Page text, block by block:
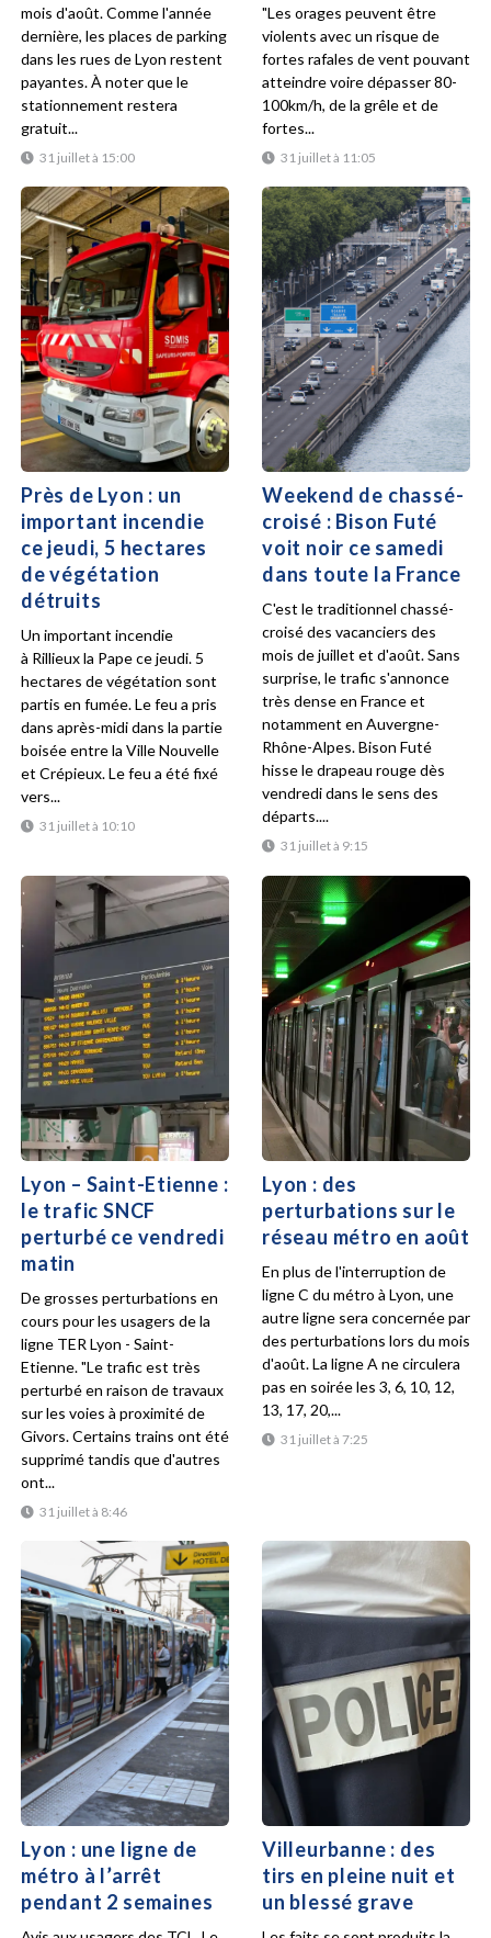
31 juillet à 15:00
mois d'août. Comme l'année
dernière, les places de parking
dans les rues de Lyon restent
payantes. À noter que le
stationnement restera
gratuit...
31 juillet à 11:05
"Les orages peuvent être
violents avec un risque de
fortes rafales de vent pouvant
atteindre voire dépasser 80-
100km/h, de la grêle et de
fortes...
Près de Lyon : un
important incendie
ce jeudi, 5 hectares
de végétation
détruits
31 juillet à 10:10
Un important incendie
à Rillieux la Pape ce jeudi. 5
hectares de végétation sont
partis en fumée. Le feu a pris
dans après-midi dans la partie
boisée entre la Ville Nouvelle
et Crépieux. Le feu a été fixé
vers...
Weekend de chassé-
croisé : Bison Futé
voit noir ce samedi
dans toute la France
31 juillet à 9:15
C'est le traditionnel chassé-
croisé des vacanciers des
mois de juillet et d'août. Sans
surprise, le trafic s'annonce
très dense en France et
notamment en Auvergne-
Rhône-Alpes. Bison Futé
hisse le drapeau rouge dès
vendredi dans le sens des
départs....
Lyon – Saint-Etienne :
le trafic SNCF
perturbé ce vendredi
matin
31 juillet à 8:46
De grosses perturbations en
cours pour les usagers de la
ligne TER Lyon - Saint-
Etienne. "Le trafic est très
perturbé en raison de travaux
sur les voies à proximité de
Givors. Certains trains ont été
supprimé tandis que d'autres
ont...
Lyon : des
perturbations sur le
réseau métro en août
31 juillet à 7:25
En plus de l'interruption de
ligne C du métro à Lyon, une
autre ligne sera concernée par
des perturbations lors du mois
d'août. La ligne A ne circulera
pas en soirée les 3, 6, 10, 12,
13, 17, 20,...
Lyon : une ligne de
métro à l’arrêt
pendant 2 semaines
Villeurbanne : des
tirs en pleine nuit et
un blessé grave